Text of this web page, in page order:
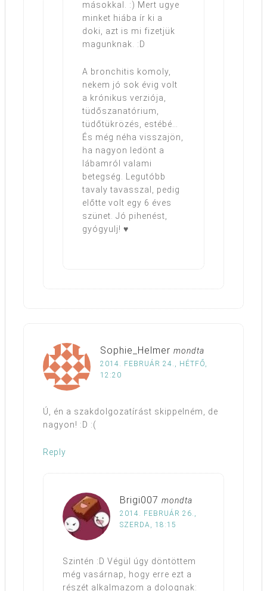
másokkal. :) Mert ugye
minket hiába ír ki a
doki, azt is mi fizetjük
magunknak. :D
A bronchitis komoly,
nekem jó sok évig volt
a krónikus verziója,
tüdőszanatórium,
tüdőtükrözés, estébé…
És még néha visszajön,
ha nagyon ledönt a
lábamról valami
betegség. Legutóbb
tavaly tavasszal, pedig
előtte volt egy 6 éves
szünet. Jó pihenést,
gyógyulj! ♥
Sophie_Helmer mondta
2014. FEBRUÁR 24., HÉTFŐ,
12:20
Ú, én a szakdolgozatírást skippelném, de
nagyon! :D :(
Reply
Brigi007 mondta
2014. FEBRUÁR 26.,
SZERDA, 18:15
Szintén :D Végül úgy döntöttem
még vasárnap, hogy erre ezt a
részét alkalmazom a dolognak: